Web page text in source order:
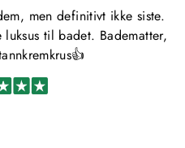
men definitivt ikke siste.
til badet. Badematter,